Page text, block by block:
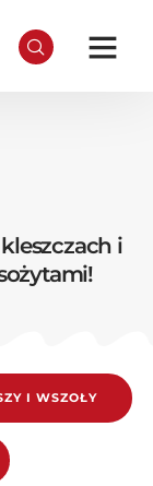
i
I WSZOŁY